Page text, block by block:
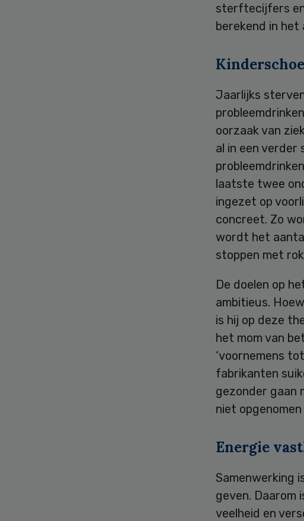
sterftecijfers en
berekend in het
Jaarlijks
oorzaak van
al in een verder
laatste twee
ingezet op
concreet. Zo
wordt het
stoppen met
De doelen op
ambitieus.
is hij op deze
het mom van
‘voornemens
fabrikanten
gezonder gaan
niet
Energie
Samenwerking
geven. Daarom
veelheid en